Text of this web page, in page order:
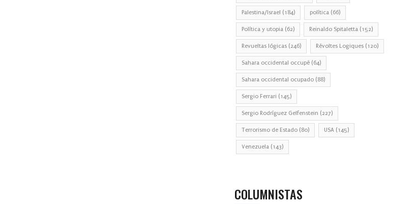
Palestina/Israel (184) política (66)
Política y utopia (62) Reinaldo Spitaletta (152)
Revueltas lógicas (246) Révoltes Logiques (120)
Sahara occidental occupé (64)
Sahara occidental ocupado (88)
Sergio Ferrari (145)
Sergio Rodríguez Gelfenstein (227)
Terrorismo de Estado (80) USA (145)
Venezuela (143)
COLUMNISTAS